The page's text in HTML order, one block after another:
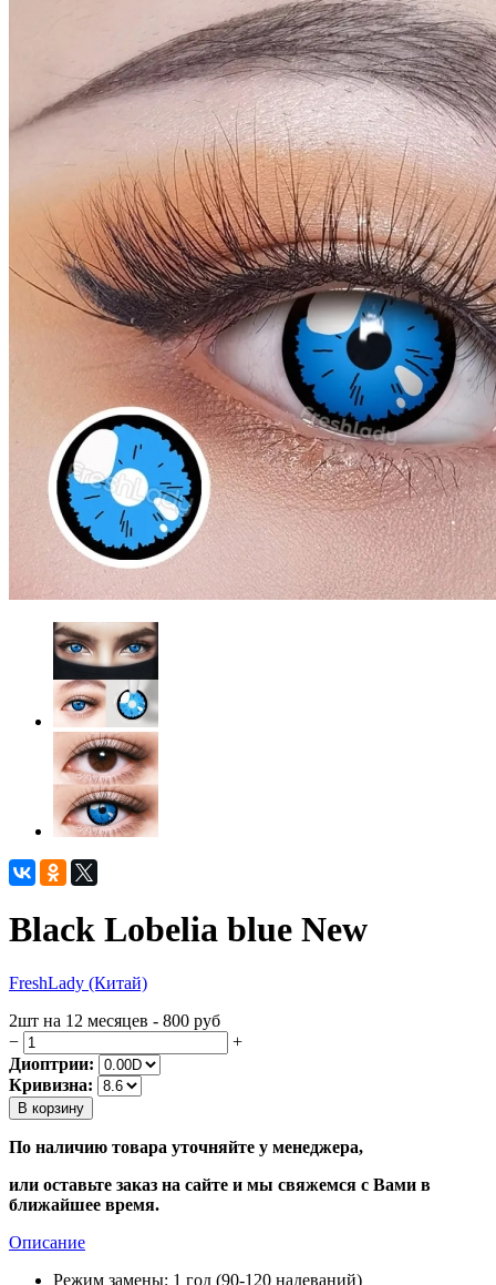
Black Lobelia blue New
FreshLady (Китай)
2шт на 12 месяцев - 800 руб
−
+
Диоптрии:
Кривизна:
В корзину
По наличию товара уточняйте у менеджера,
или оставьте заказ на сайте и мы свяжемся с Вами в
ближайшее время.
Описание
Режим замены: 1 год (90-120 надеваний)